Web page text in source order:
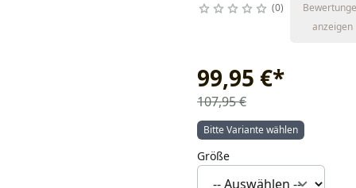
0
anzeigen
99,95 €*
107,95 €
Bitte Variante wählen
Größe